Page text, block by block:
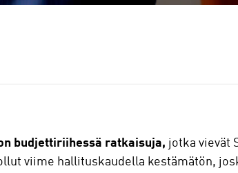
budjettiriihessä ratkaisuja, jotka vievät
viime hallituskaudella kestämätön,